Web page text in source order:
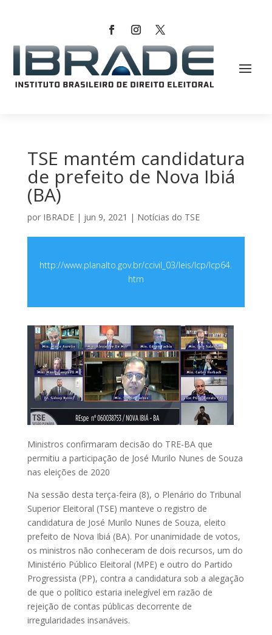
TSE mantém candidatura
de prefeito de Nova Ibiá
(BA)
por IBRADE| jun 9, 2021 | Notícias do TSE
http://www.planalto.gov.br/ccivil_03/leis/lcp/lcp64.
htm
Ministros confirmaram decisão do TRE-BA que
permitiu a participação de José Murilo Nunes de Souza
nas eleições de 2020
Na sessão desta terça-feira (8), o Plenário do Tribunal
Superior Eleitoral (TSE) manteve o registro de
candidatura de José Murilo Nunes de Souza, eleito
prefeito de Nova Ibiá (BA). Por unanimidade de votos,
os ministros não conheceram de dois recursos, um do
Ministério Público Eleitoral (MPE) e outro do Partido
Progressista (PP), contra a candidatura sob a alegação
de que o político estaria inelegível em razão de
rejeição de contas públicas decorrente de
irregularidades insanáveis.